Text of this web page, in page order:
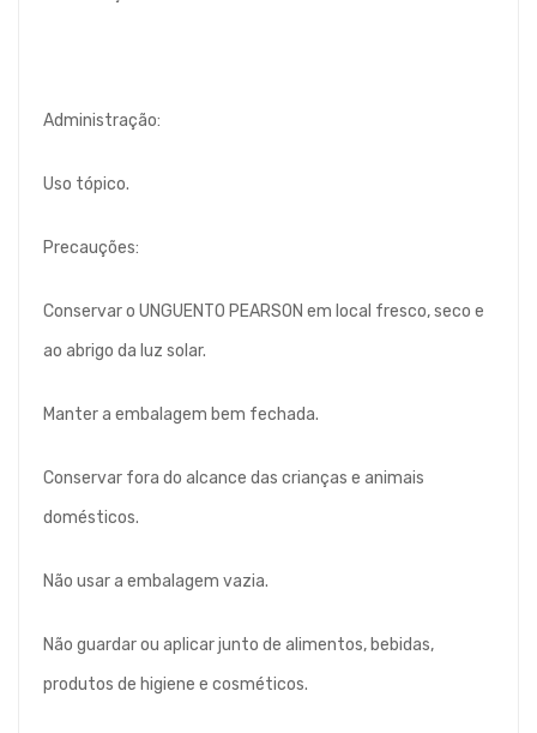
Administração:
Uso tópico.
Precauções:
Conservar o UNGUENTO PEARSON em local fresco, seco e
ao abrigo da luz solar.
Manter a embalagem bem fechada.
Conservar fora do alcance das crianças e animais
domésticos.
Não usar a embalagem vazia.
Não guardar ou aplicar junto de alimentos, bebidas,
produtos de higiene e cosméticos.